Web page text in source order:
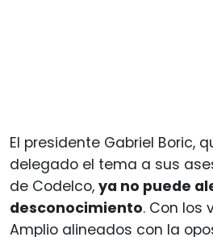
El presidente Gabriel Boric,
delegado el tema a sus
de Codelco, ya no puede
desconocimiento. Con los
Amplio alineados con la